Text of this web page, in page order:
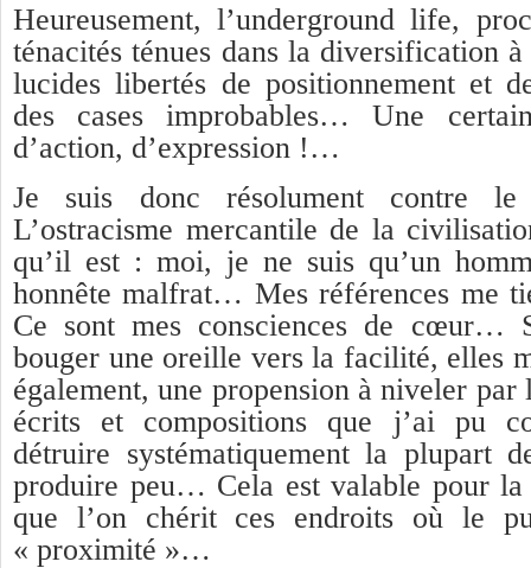
Heureusement, l’underground life,
ténacités ténues dans la diversification
lucides libertés de positionnement et
des cases improbables… Une
d’action, d’expression !…
Je suis donc résolument contre le
L’ostracisme mercantile de la
qu’il est : moi, je ne suis qu’un
honnête malfrat… Mes références me
Ce sont mes consciences de cœur…
bouger une oreille vers la facilité, elles
également, une propension à niveler par
écrits et compositions que j’ai pu
détruire systématiquement la plupart
produire peu… Cela est valable pour
que l’on chérit ces endroits où le
« proximité »…